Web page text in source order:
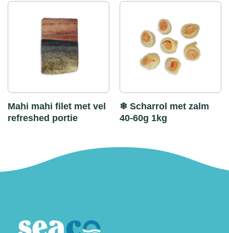
Mahi mahi filet met vel
refreshed portie
❄ Scharrol met zalm
40-60g 1kg